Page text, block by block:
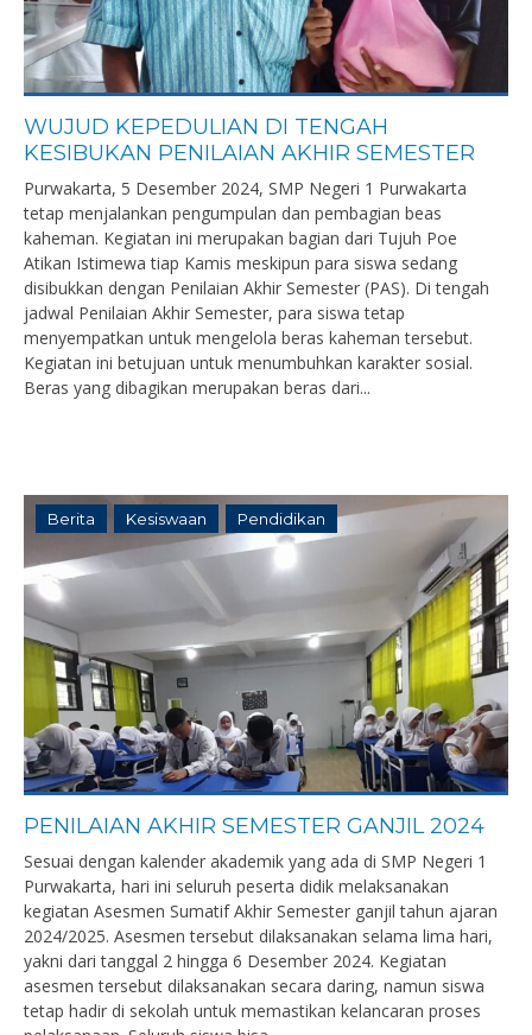
WUJUD KEPEDULIAN DI TENGAH
KESIBUKAN PENILAIAN AKHIR SEMESTER
Purwakarta, 5 Desember 2024, SMP Negeri 1 Purwakarta
tetap menjalankan pengumpulan dan pembagian beas
kaheman. Kegiatan ini merupakan bagian dari Tujuh Poe
Atikan Istimewa tiap Kamis meskipun para siswa sedang
disibukkan dengan Penilaian Akhir Semester (PAS). Di tengah
jadwal Penilaian Akhir Semester, para siswa tetap
menyempatkan untuk mengelola beras kaheman tersebut.
Kegiatan ini betujuan untuk menumbuhkan karakter sosial.
Beras yang dibagikan merupakan beras dari...
Berita Kesiswaan Pendidikan
PENILAIAN AKHIR SEMESTER GANJIL 2024
Sesuai dengan kalender akademik yang ada di SMP Negeri 1
Purwakarta, hari ini seluruh peserta didik melaksanakan
kegiatan Asesmen Sumatif Akhir Semester ganjil tahun ajaran
2024/2025. Asesmen tersebut dilaksanakan selama lima hari,
yakni dari tanggal 2 hingga 6 Desember 2024. Kegiatan
asesmen tersebut dilaksanakan secara daring, namun siswa
tetap hadir di sekolah untuk memastikan kelancaran proses